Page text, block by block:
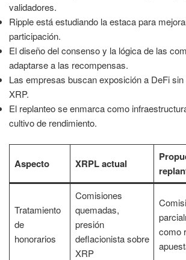
validadores.
Ripple está estudiando la estaca para
participación.
El diseño del consenso y la lógica de las
adaptarse a las recompensas.
Las empresas buscan exposición a DeFi
XRP.
El replanteo se enmarca como
cultivo de rendimiento.
Aspecto XRPL actual
Tratamiento
de
honorarios
Comisiones
quemadas,
presión
deflacionista sobre
XRP
como